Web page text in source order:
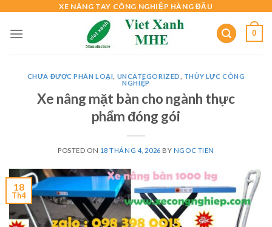
content
XE NÂNG TAY CÔNG NGHIỆP HÀNG ĐẦU
0
CHƯA ĐƯỢC PHÂN LOẠI UNCATEGORIZED
THỦY LỰC CÔNG
NGHIỆP
Xe nâng mặt bàn cho ngành thực
phẩm đóng gói
POSTED ON 18 THÁNG 4, 2026 BY NGOC TIEN
18
Th4